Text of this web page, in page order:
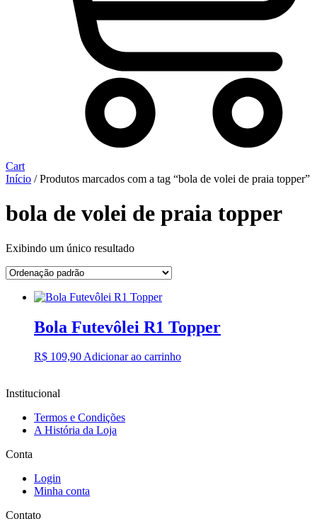
Cart
Início / Produtos marcados com a tag “bola de volei de praia topper”
bola de volei de praia topper
Exibindo um único resultado
Bola Futevôlei R1 Topper
R$ 109,90Adicionar ao carrinho
Institucional
Termos e Condições
A História da Loja
Conta
Login
Minha conta
Contato